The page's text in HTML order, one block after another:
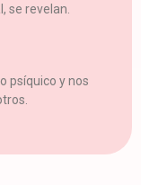
se revelan.
psíquico y nos